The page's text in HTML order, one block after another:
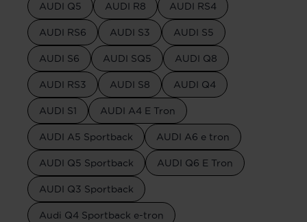
AUDI Q5 AUDI R8 AUDI RS4
AUDI RS6 AUDI S3 AUDI S5
AUDI S6 AUDI SQ5 AUDI Q8
AUDI RS3 AUDI S8 AUDI Q4
AUDI S1 AUDI A4 E Tron
AUDI A5 Sportback AUDI A6 e tron
AUDI Q5 Sportback AUDI Q6 E Tron
AUDI Q3 Sportback
Audi Q4 Sportback e-tron